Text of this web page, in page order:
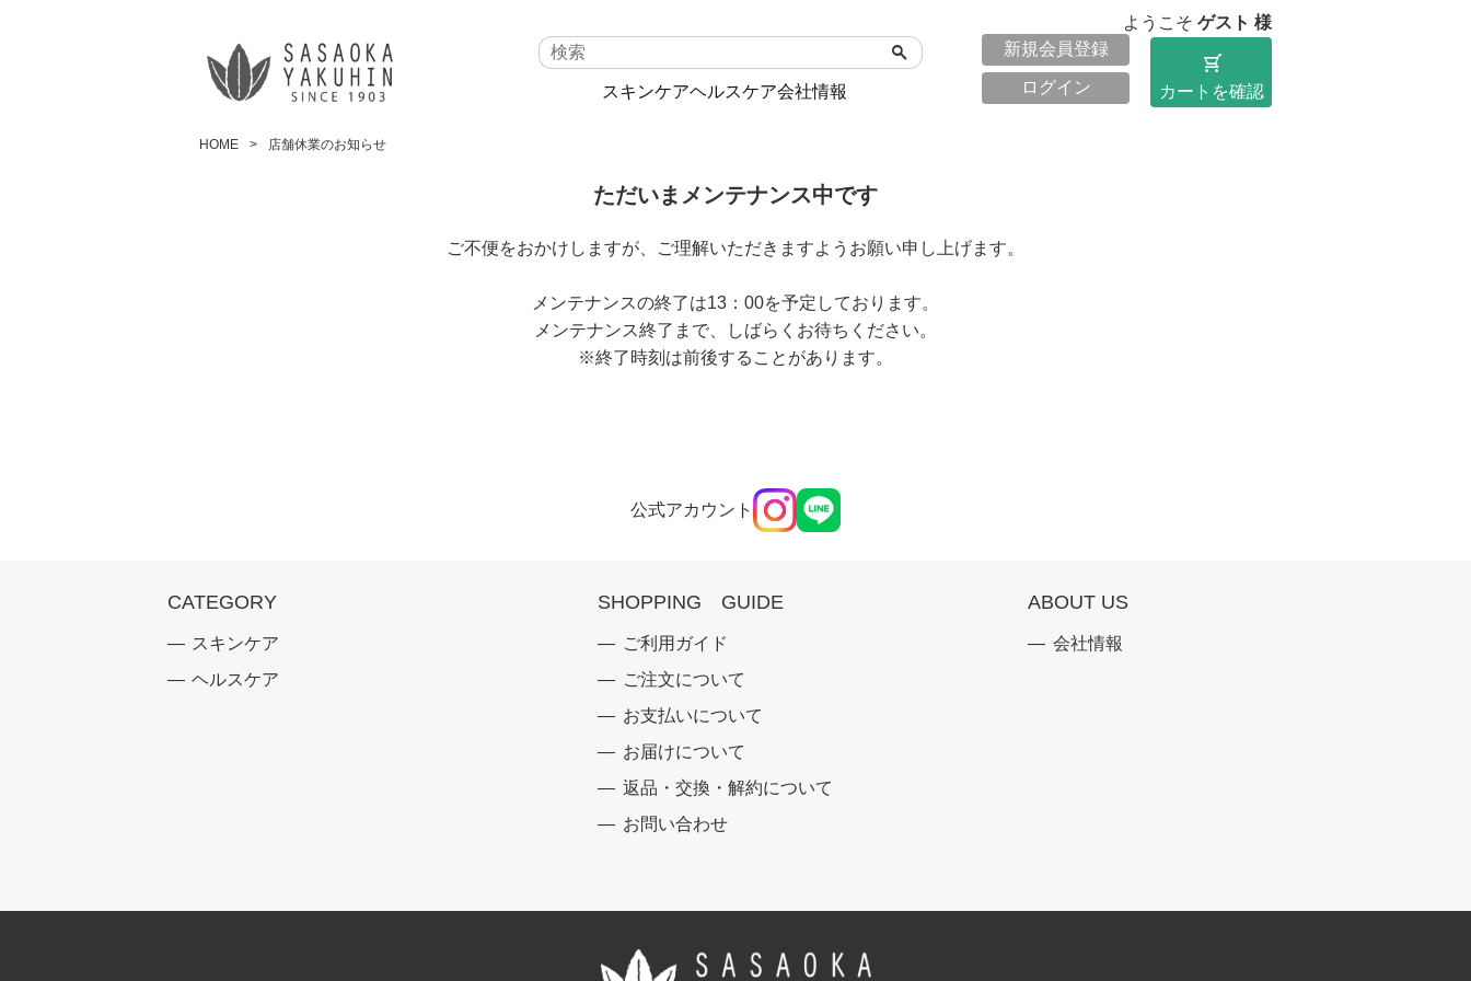
ようこそ ゲスト 様
search
スキンケアヘルスケア会社情報
新規会員登録
ログイン
shopping_cart
カートを確認
HOME 店舗休業のお知らせ
ただいまメンテナンス中です
ご不便をおかけしますが、ご理解いただきますようお願い申し上げます。
メンテナンスの終了は13：00を予定しております。
メンテナンス終了まで、しばらくお待ちください。
※終了時刻は前後することがあります。
公式アカウント
CATEGORY
スキンケア
ヘルスケア
SHOPPING GUIDE
ご利用ガイド
ご注文について
お支払いについて
お届けについて
返品・交換・解約について
お問い合わせ
ABOUT US
会社情報